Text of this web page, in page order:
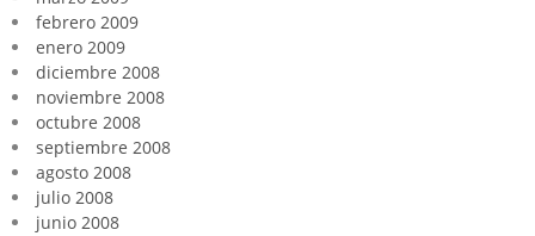
febrero 2009
enero 2009
diciembre 2008
noviembre 2008
octubre 2008
septiembre 2008
agosto 2008
julio 2008
junio 2008